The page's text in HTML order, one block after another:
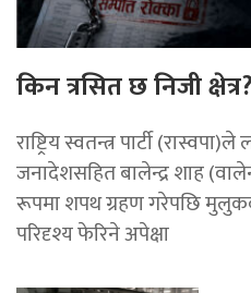
किन त्रसित छ निजी क्षेत्र?
राष्ट्रिय स्वतन्त्र पार्टी
जनादेशसहित बालेन्द्र शाह
रूपमा शपथ ग्रहण गरेपछि
परिदृश्य फेरिने अपेक्षा